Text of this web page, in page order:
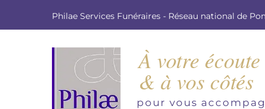
Philae Services Funéraires - Réseau national de
À votre écoute
& à vos côtés
pour vous